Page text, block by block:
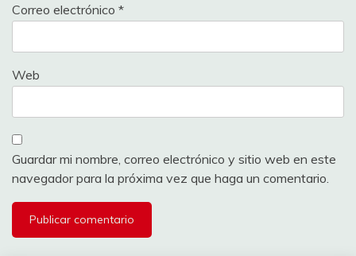
Correo electrónico *
Web
Guardar mi nombre, correo electrónico y sitio web en este
navegador para la próxima vez que haga un comentario.